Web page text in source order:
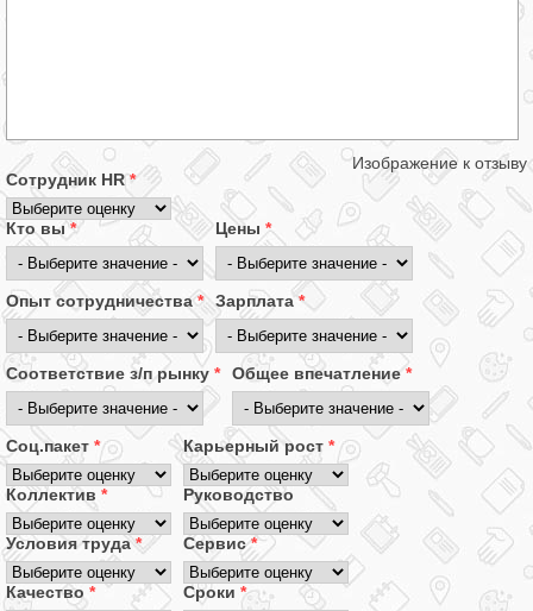
Изображение к отзыву
Сотрудник HR*
Кто вы* Цены *
Опыт сотрудничества* Зарплата*
Соответствие з/п рынку * Общее впечатление*
Соц.пакет * Карьерный рост *
Коллектив * Руководство
Условия труда * Сервис*
Качество * Сроки *